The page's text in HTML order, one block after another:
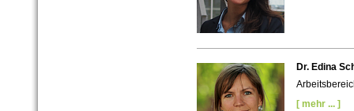
Dr. Edina
[ mehr ... ]